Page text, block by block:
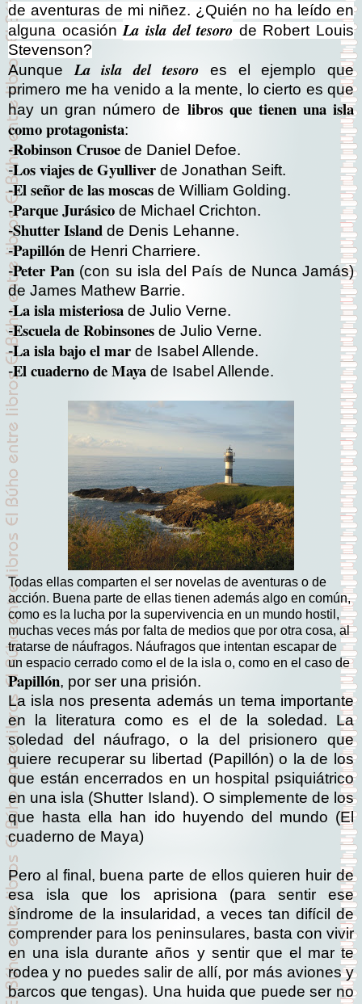
de aventuras de mi niñez. ¿Quién no ha leído en
alguna ocasión La isla del tesoro de Robert Louis
Stevenson?
Aunque La isla del tesoro
es el ejemplo que
primero me ha venido a la mente, lo cierto es que
hay un gran número de libros que tienen una isla
como protagonista:
-Robinson Crusoe de Daniel Defoe.
-Los viajes de Gyulliver de Jonathan Seift.
-El señor de las moscas de William Golding.
-Parque Jurásico de Michael Crichton.
-Shutter Island de Denis Lehanne.
-Papillón de Henri Charriere.
-Peter Pan (con su isla del País de Nunca Jamás)
de James Mathew Barrie.
-La isla misteriosa de Julio Verne.
-Escuela de Robinsones de Julio Verne.
-La isla bajo el mar de Isabel Allende.
-El cuaderno de Maya de Isabel Allende.
Todas ellas comparten el ser novelas de aventuras o de
acción. Buena parte de ellas tienen además algo en común,
como es la lucha por la supervivencia en un mundo hostil,
muchas veces más por falta de medios que por otra cosa, al
tratarse de náufragos. Náufragos que intentan escapar de
un espacio cerrado como el de la isla o, como en el caso de
Papillón, por ser una prisión.
La isla nos presenta además un tema importante
en la literatura como es el de la soledad. La
soledad del náufrago, o la del prisionero que
quiere recuperar su libertad (Papillón) o la de los
que están encerrados en un hospital psiquiátrico
en una isla (Shutter Island). O simplemente de los
que hasta ella han ido huyendo del mundo (El
cuaderno de Maya)
Pero al final, buena parte de ellos quieren huir de
esa isla que los aprisiona (para sentir ese
síndrome de la insularidad, a veces tan difícil de
comprender para los peninsulares, basta con vivir
en una isla durante años y sentir que el mar te
rodea y no puedes salir de allí, por más aviones y
barcos que tengas). Una huida que puede ser no